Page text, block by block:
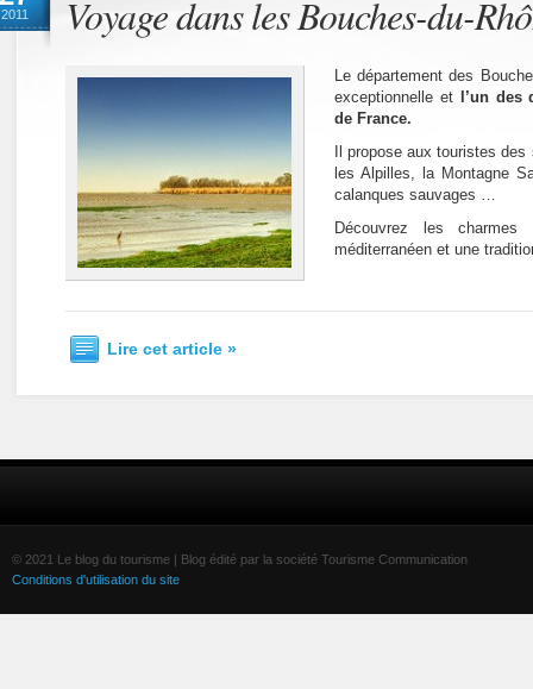
2011 Voyage dans les Bouches-du-
Le département des
exceptionnelle et
l’un
de France.
Il propose aux touristes
les Alpilles, la Montagne
calanques sauvages …
Découvrez les
méditerranéen et une
Lire cet article »
© 2021 Le blog du tourisme | Blog édité par la société Tourisme Communication
Conditions d'utilisation du site